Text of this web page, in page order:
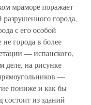
мраморе поражает
разрушенного города,
с его особой
города в более
— испанского,
деле, на рисунке
—
пониже и как бы
из зданий